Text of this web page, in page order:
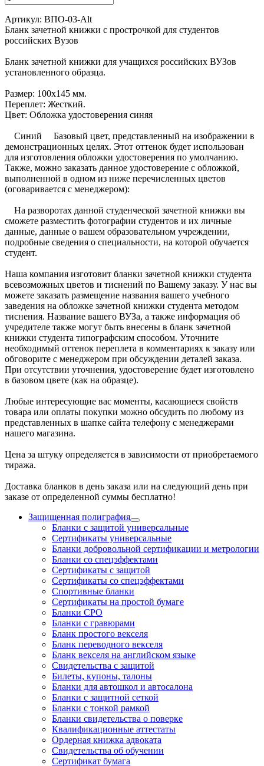
Артикул: ВПО-03-Alt
Бланк зачетной книжки с прострочкой для студентов
российских Вузов
Бланк зачетной книжки для учащихся российских ВУЗов
установленного образца.
Размер: 100х145 мм.
Переплет: Жесткий.
Цвет: Обложка удостоверения синяя
Синий Базовый цвет, представленный на изображении в
демонстрационных целях. Этот оттенок будет использован
для изготовления обложки удостоверения по умолчанию.
Также, можно заказать данное удостоверение с обложкой,
выполненной в одном из ниже перечисленных цветов
(оговаривается с менеджером):
На разворотах данной студенческой зачетной книжки вы
сможете разместить фотографии студентов и их личные
данные, данные о вашем образовательном учреждении,
подробные сведения о специальности, на которой обучается
студент.
Наша компания изготовит бланки зачетной книжки студента
всевозможных цветов и тиснений по Вашему заказу. У нас вы
можете заказать размещение названия вашего учебного
заведения на обложке зачетной книжки студента методом
тиснения. Название вашего ВУЗа, а также информация об
учредителе также могут быть внесены в бланк зачетной
книжки студента типографским способом. Уточните
необходимый оттенок переплета в комментариях к заказу или
обговорите с менеджером при обсуждении деталей заказа.
При отсутствии уточнения, удостоверение будет изготовлено
в базовом цвете (как на образце).
Любые интересующие вас моменты, касающиеся свойств
товара или оплаты покупки можно обсудить по любому из
представленных в шапке сайта телефону с менеджерами
нашего магазина.
Цена за штуку определяется в зависимости от приобретаемого
тиража.
Доставка бланков в день заказа или на следующий день при
заказе от определенной суммы бесплатно!
Защищенная полиграфия
Бланки с защитой универсальные
Сертификаты универсальные
Бланки добровольной сертификации и метрологии
Бланки со спецэффектами
Сертификаты с защитой
Сертификаты со спецэффектами
Спортивные бланки
Cертификаты на простой бумаге
Бланки СРО
Бланки с гравюрами
Бланк простого векселя
Бланк переводного векселя
Бланк векселя на английском языке
Свидетельства с защитой
Билеты, купоны, талоны
Бланки для автошкол и автосалона
Бланки с защитной сеткой
Бланки с тонкой рамкой
Бланки свидетельства о поверке
Квалификационные аттестаты
Ордерная книжка адвоката
Свидетельства об обучении
Сертификат бумага